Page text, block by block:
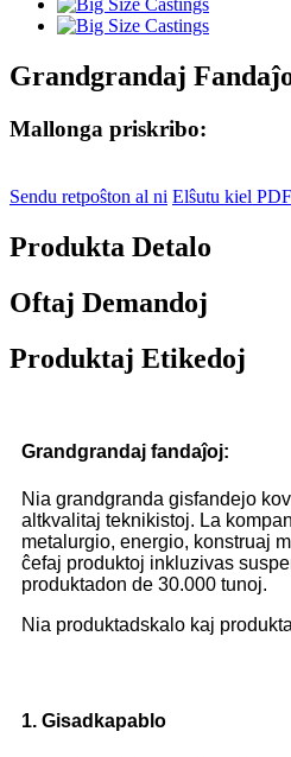
Grandgrandaj
Mallonga priskribo:
Sendu retpoŝton al ni Elŝutu kiel PDF
Produkta Detalo
Oftaj Demandoj
Produktaj Etikedoj
Grandgrandaj fandaĵoj:
Nia grandgranda gisfandejo
altkvalitaj teknikistoj. La
metalurgio, energio, konstruaj
ĉefaj produktoj inkluzivas
produktadon de 30.000 tunoj.
Nia produktadskalo kaj
1. Gisadkapablo